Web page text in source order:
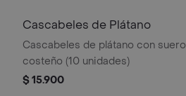
Cascabeles de Plátano
Cascabeles de plátano con suero
costeño (10 unidades)
$ 15.900